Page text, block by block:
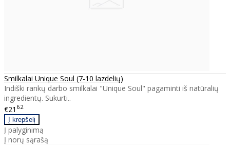
Smilkalai Unique Soul (7-10 lazdelių)
Indiški rankų darbo smilkalai "Unique Soul" pagaminti iš natūralių
ingredientų. Sukurti..
€21 62
Į palyginimą
Į norų sąrašą